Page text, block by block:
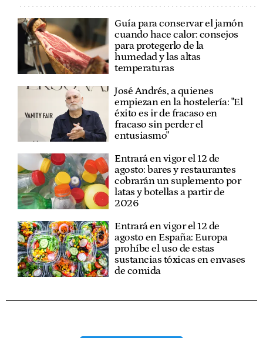
Guía para conservar el jamón
cuando hace calor: consejos
para protegerlo de la
humedad y las altas
temperaturas
José Andrés, a quienes
empiezan en la hostelería: "El
éxito es ir de fracaso en
fracaso sin perder el
entusiasmo"
Entrará en vigor el 12 de
agosto: bares y restaurantes
cobrarán un suplemento por
latas y botellas a partir de
2026
Entrará en vigor el 12 de
agosto en España: Europa
prohíbe el uso de estas
sustancias tóxicas en envases
de comida